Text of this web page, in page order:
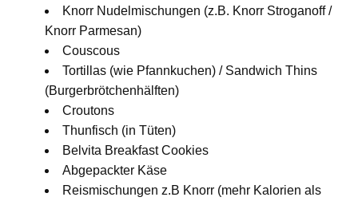
Knorr Nudelmischungen (z.B. Knorr Stroganoff /
Knorr Parmesan)
Couscous
Tortillas (wie Pfannkuchen) / Sandwich Thins
(Burgerbrötchenhälften)
Croutons
Thunfisch (in Tüten)
Belvita Breakfast Cookies
Abgepackter Käse
Reismischungen z.B Knorr (mehr Kalorien als